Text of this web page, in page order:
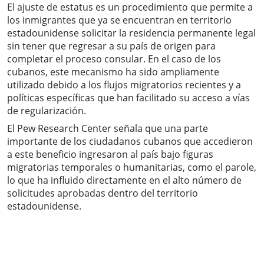
El ajuste de estatus es un procedimiento que permite a
los inmigrantes que ya se encuentran en territorio
estadounidense solicitar la residencia permanente legal
sin tener que regresar a su país de origen para
completar el proceso consular. En el caso de los
cubanos, este mecanismo ha sido ampliamente
utilizado debido a los flujos migratorios recientes y a
políticas específicas que han facilitado su acceso a vías
de regularización.
El Pew Research Center señala que una parte
importante de los ciudadanos cubanos que accedieron
a este beneficio ingresaron al país bajo figuras
migratorias temporales o humanitarias, como el parole,
lo que ha influido directamente en el alto número de
solicitudes aprobadas dentro del territorio
estadounidense.